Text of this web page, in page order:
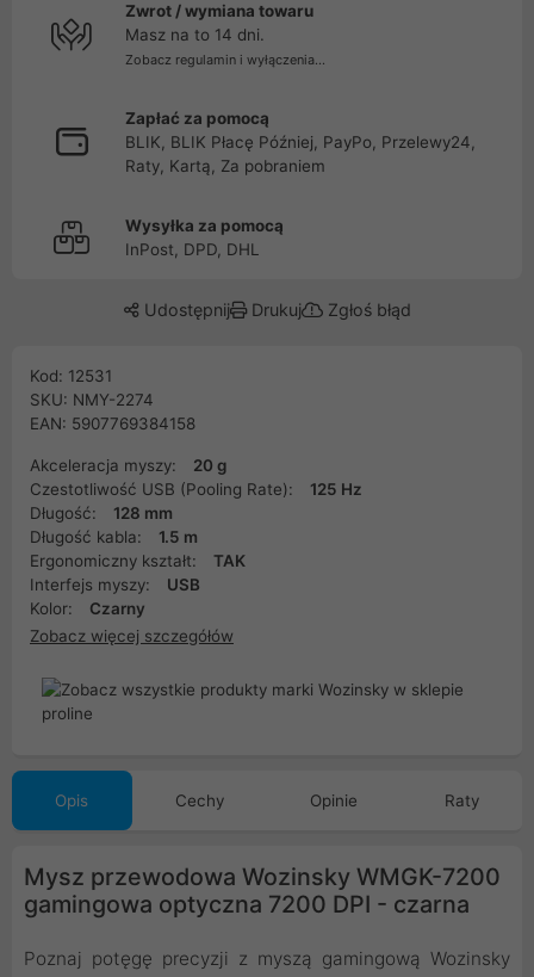
Zwrot / wymiana towaru
Masz na to 14 dni.
Zobacz regulamin i wyłączenia...
Zapłać za pomocą
BLIK, BLIK Płacę Później, PayPo, Przelewy24,
Raty, Kartą, Za pobraniem
Wysyłka za pomocą
InPost, DPD, DHL
Udostępnij Drukuj Zgłoś błąd
Kod: 12531
SKU: NMY-2274
EAN: 5907769384158
Akceleracja myszy:
20 g
Czestotliwość USB (Pooling Rate):
125 Hz
Długość:
128 mm
Długość kabla:
1.5 m
Ergonomiczny kształt:
TAK
Interfejs myszy:
USB
Kolor:
Czarny
Zobacz więcej szczegółów
Opis Cechy Opinie Raty
Mysz przewodowa Wozinsky WMGK-7200
gamingowa optyczna 7200 DPI - czarna
Poznaj potęgę precyzji z myszą gamingową Wozinsky